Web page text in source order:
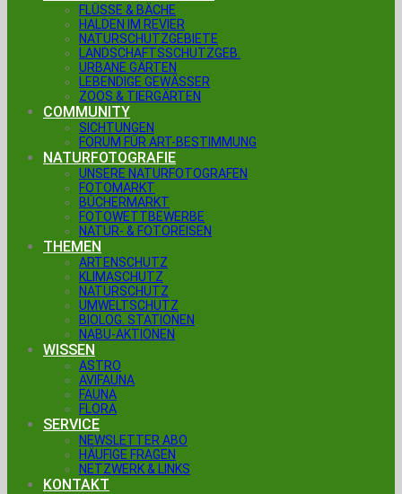
FLÜSSE & BÄCHE
HALDEN IM REVIER
NATURSCHUTZGEBIETE
LANDSCHAFTSSCHUTZGEB.
URBANE GÄRTEN
LEBENDIGE GEWÄSSER
ZOOS & TIERGÄRTEN
COMMUNITY
SICHTUNGEN
FORUM FÜR ART-BESTIMMUNG
NATURFOTOGRAFIE
UNSERE NATURFOTOGRAFEN
FOTOMARKT
BÜCHERMARKT
FOTOWETTBEWERBE
NATUR- & FOTOREISEN
THEMEN
ARTENSCHUTZ
KLIMASCHUTZ
NATURSCHUTZ
UMWELTSCHUTZ
BIOLOG. STATIONEN
NABU-AKTIONEN
WISSEN
ASTRO
AVIFAUNA
FAUNA
FLORA
SERVICE
NEWSLETTER ABO
HÄUFIGE FRAGEN
NETZWERK & LINKS
KONTAKT